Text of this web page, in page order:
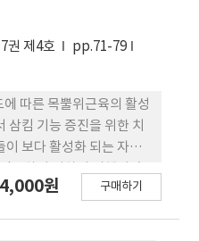
지운동 기능에 보다 긍정
respectively.
paired t-lest and
The results
after both
compared with the
the active ROM
significantly in
compared with
권 제4호
pp.71-79
따른 목뿔위근육의 활성
삼킴 기능 증진을 위한 치
보다 활성화 되는 자세
OO대학교에 재학중인 학
4,000원 구매하기